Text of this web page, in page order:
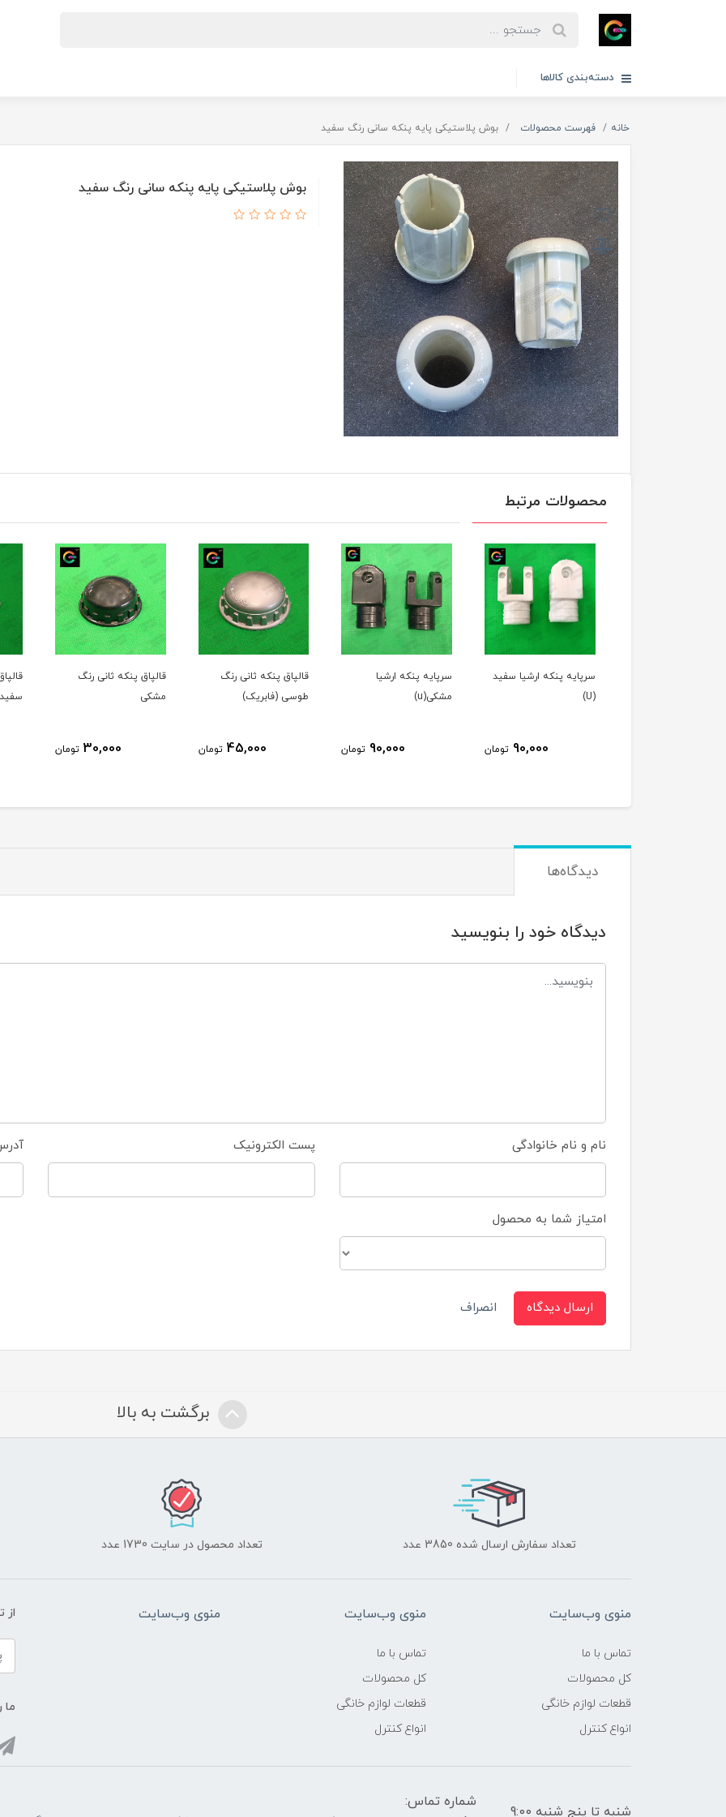
دسته‌بندی کالاها
خانه فهرست محصولات بوش پلاستیکی پایه پنکه سانی رنگ سفید
بوش پلاستیکی پایه پنکه سانی رنگ سفید
محصولات مرتبط
سرپایه پنکه ارشیا سفید
تومان
سرپایه پنکه ارشیا
تومان
قالپاق پنکه ثانی رنگ
طوسی (فابریک)
تومان
قالپاق پنکه ثانی رنگ
تومان
قالپاق پنکه
دیدگاه‌ها
دیدگاه خود را بنویسید
نام و نام خانوادگی پست الکترونیک
امتیاز شما به محصول
ارسال دیدگاه انصراف
برگشت به بالا
تعداد سفارش ارسال شده 3850 عدد تعداد محصول در سایت 1730 عدد
منوی وب‌سایت
تماس با ما
کل محصولات
قطعات لوازم خانگی
انواع کنترل
منوی وب‌سایت
تماس با ما
کل محصولات
قطعات لوازم خانگی
انواع کنترل
منوی وب‌سایت از
ما
شنبه تا پنج شنبه 9:00
شماره تماس: